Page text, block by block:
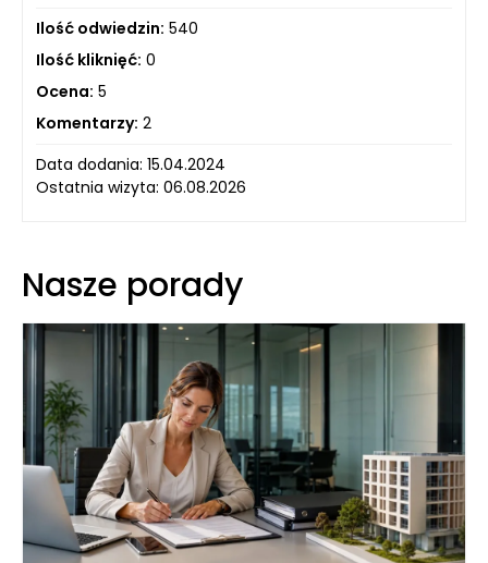
Ilość odwiedzin: 540
Ilość kliknięć: 0
Ocena: 5
Komentarzy: 2
Data dodania: 15.04.2024
Ostatnia wizyta: 06.08.2026
Nasze porady